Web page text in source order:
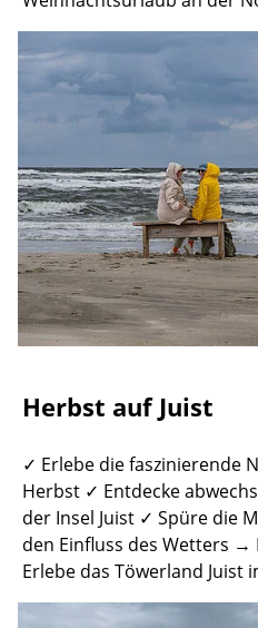
Herbst auf Juist
✓ Erlebe die faszinierende
Herbst ✓ Entdecke
der Insel Juist ✓ Spüre die
den Einfluss des Wetters
Erlebe das Töwerland Juist